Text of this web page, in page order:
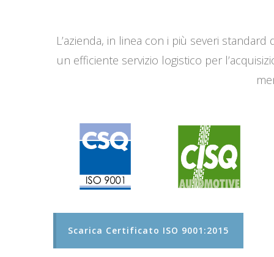
L’azienda, in linea con i più severi
un efficiente servizio logistico per
Scarica Certificato ISO 9001:2015